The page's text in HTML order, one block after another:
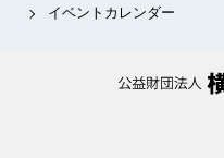
イベントカレンダー